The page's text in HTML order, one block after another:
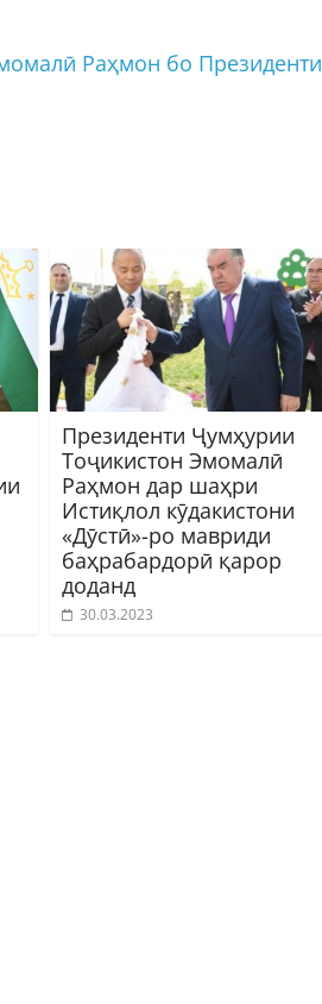
Раҳмон бо Президенти
Президенти Ҷумҳурии
Тоҷикистон Эмомалӣ
Раҳмон дар шаҳри
Истиқлол кӯдакистони
«Дӯстӣ»-ро мавриди
баҳрабардорӣ қарор
доданд
30.03.2023